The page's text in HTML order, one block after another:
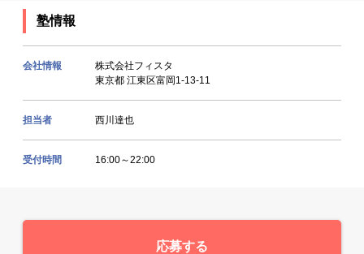
塾情報
会社情報
株式会社フィスタ
東京都 江東区富岡1-13-11
担当者 西川達也
受付時間 16:00～22:00
応募する